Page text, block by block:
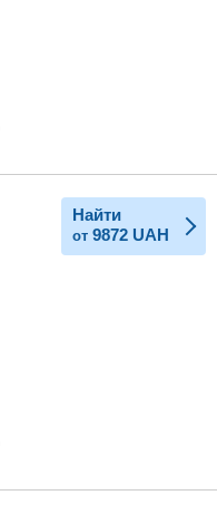
Найти
от 9872 UAH